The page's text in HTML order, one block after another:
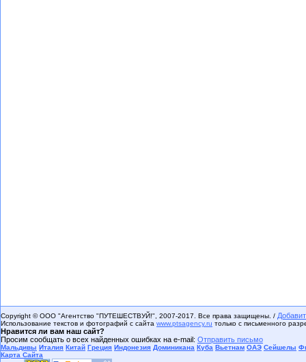
Copyright © ООО "Агентство "ПУТЕШЕСТВУЙ!", 2007-2017. Все права защищены. /
Использование текстов и фотографий с сайта www.ptsagency.ru только с письменного
Нравится ли вам наш сайт?
Просим сообщать о всех найденных ошибках на e-mail: Отправить письмо
Мальдивы Италия Китай Греция Индонезия Доминикана Куба Вьетнам ОАЭ Сейшелы
Карта Сайта